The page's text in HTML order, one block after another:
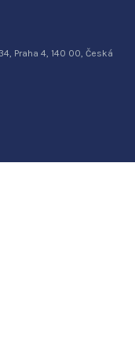
Praha 4, 140 00, Česká